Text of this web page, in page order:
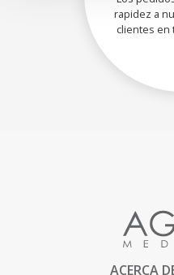
rapidez a
clientes en
ACERCA